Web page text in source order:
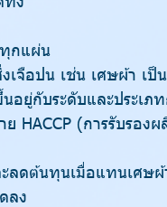
กแผ่น
เจือปน เช่น เศษผ้า เป็
อยู่กับระดับและประเภ
ย HACCP (การรับร
ลดต้นทุนเมื่อแทนเศษผ้
ลง